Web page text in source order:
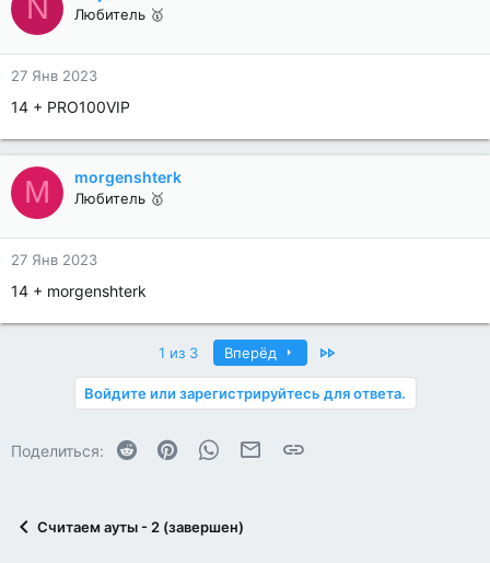
N Любитель 🥇
27 Янв 2023
14 + PRO100VIP
M morgenshterk
Любитель 🥇
27 Янв 2023
14 + morgenshterk
1 из 3 Вперёд
Войдите или зарегистрируйтесь для ответа.
Поделиться: Reddit PinterestWhatsAppЭлектронная почта
Ссылка
Считаем ауты - 2 (завершен)